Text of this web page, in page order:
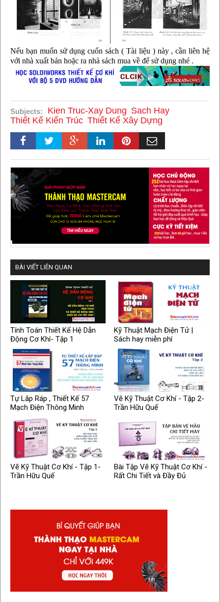
Nếu bạn muốn sử dụng cuốn sách ( Tài liệu ) này , cần liên hệ
với nhà xuất bản hoặc ra nhà sách mua về để sử dụng nhé .
Subjects: Kien Truc-Xay Dung Sach Hay
Thiết Kế Kiến Trúc Thiết Kế Xây Dựng
BÀI VIẾT LIÊN QUAN
Tính Toán Thiết Kế Hệ Dẫn
Động Cơ Khí- Tập 1
Kỹ Thuật Mạch Điện Tử |
Sách hay miễn phí
Tự Lắp Ráp , Thiết Kế 57
Mạch Điện Thông Minh
Vẽ Kỹ Thuật Cơ Khí - Tập 2-
Trần Hữu Quế
Vẽ Kỹ Thuật Cơ Khí - Tập 1-
Trần Hữu Quế
Bài Tập Vẽ Kỹ Thuật Cơ Khí -
Rất Chi Tiết và Đầy Đủ